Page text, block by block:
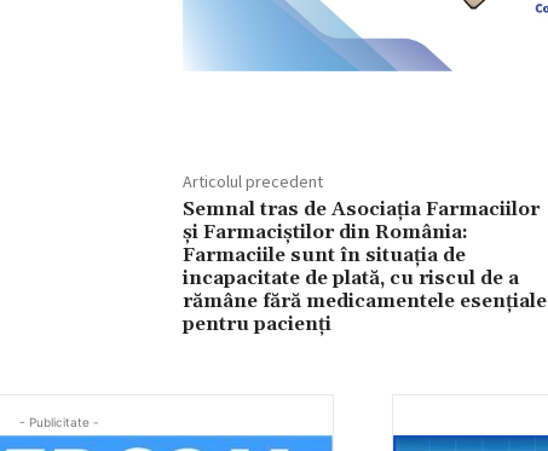
Articolul precedent
Semnal tras de Asociația Farmaciilor
și Farmaciștilor din România:
Farmaciile sunt în situația de
incapacitate de plată, cu riscul de a
rămâne fără medicamentele esențiale
pentru pacienți
- Publicitate -